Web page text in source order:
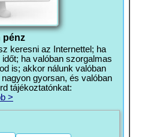
pénz
keresni az Internettel; ha
ha valóban szorgalmas
is; akkor nálunk valóban
gyorsan, és valóban
tájékoztatónkat:
>